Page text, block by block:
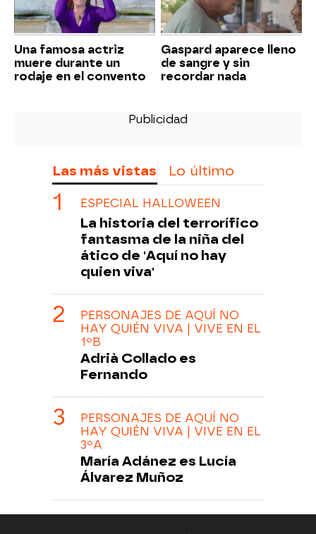
Una famosa actriz
muere durante un
rodaje en el convento
Gaspard aparece lleno
de sangre y sin
recordar nada
Las más vistas Lo último
ESPECIAL HALLOWEEN
La historia del terrorífico
fantasma de la niña del
ático de 'Aquí no hay
quien viva'
PERSONAJES DE AQUÍ NO
HAY QUIÉN VIVA | VIVE EN EL
1ºB
Adrià Collado es
Fernando
PERSONAJES DE AQUÍ NO
HAY QUIÉN VIVA | VIVE EN EL
3ºA
María Adánez es Lucía
Álvarez Muñoz